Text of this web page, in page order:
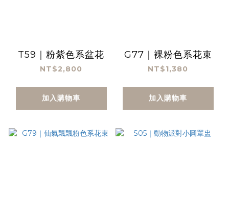
T59｜粉紫色系盆花
NT$2,800
加入購物車
G77｜裸粉色系花束
NT$1,380
加入購物車